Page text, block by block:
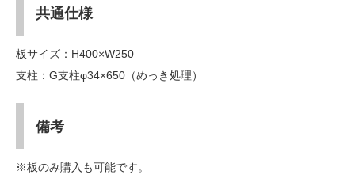
共通仕様
板サイズ：H400×W250
支柱：G支柱φ34×650（めっき処理）
備考
※板のみ購入も可能です。